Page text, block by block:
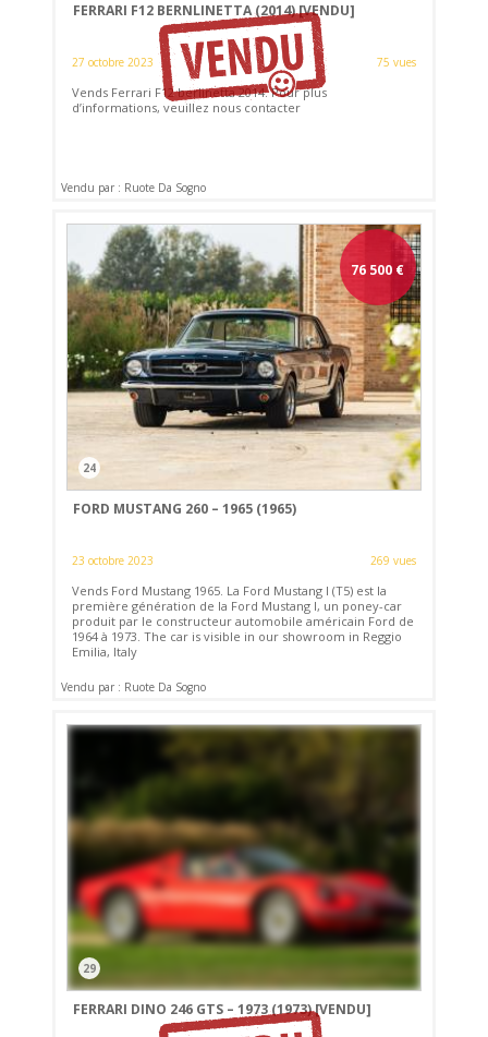
FERRARI F12 BERNLINETTA (2014)[VENDU]
27 octobre 2023 75 vues
Vends Ferrari F12 berlinetta 2014. Pour plus
d’informations, veuillez nous contacter
Vendu par : Ruote Da Sogno
76 500 €
24
FORD MUSTANG 260 – 1965 (1965)
23 octobre 2023 269 vues
Vends Ford Mustang 1965. La Ford Mustang I (T5) est la
première génération de la Ford Mustang I, un poney-car
produit par le constructeur automobile américain Ford de
1964 à 1973. The car is visible in our showroom in Reggio
Emilia, Italy
Vendu par : Ruote Da Sogno
29
FERRARI DINO 246 GTS – 1973 (1973)[VENDU]